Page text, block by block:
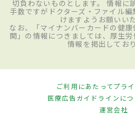
切負わないものとします。 情報に
手数ですがドクターズ・ファイル
けますようお願いい
なお、「マイナンバーカードの健
関」の情報につきましては、厚生労
情報を掲出してお
ご利用にあたってプラ
医療広告ガイドラインに
運営会社